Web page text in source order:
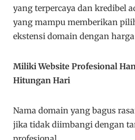
yang terpercaya dan kredibel
yang mampu memberikan
ekstensi domain dengan
Miliki Website Profesional
Hitungan Hari
Nama domain yang bagus
jika tidak diimbangi dengan